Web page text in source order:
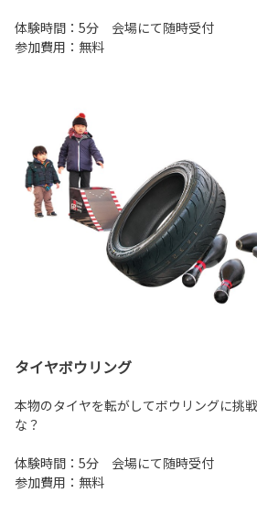
体験時間：5分 会場にて随時受付
参加費用：無料
タイヤボウリング
本物のタイヤを転がしてボウリングに挑
な？
体験時間：5分 会場にて随時受付
参加費用：無料